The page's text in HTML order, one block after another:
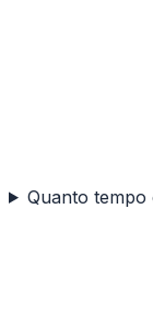
Quanto